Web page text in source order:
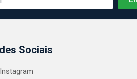
Sociais
Instagram